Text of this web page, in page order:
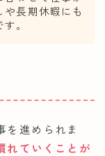
長期休暇にも
。
を進められま
れていくことが